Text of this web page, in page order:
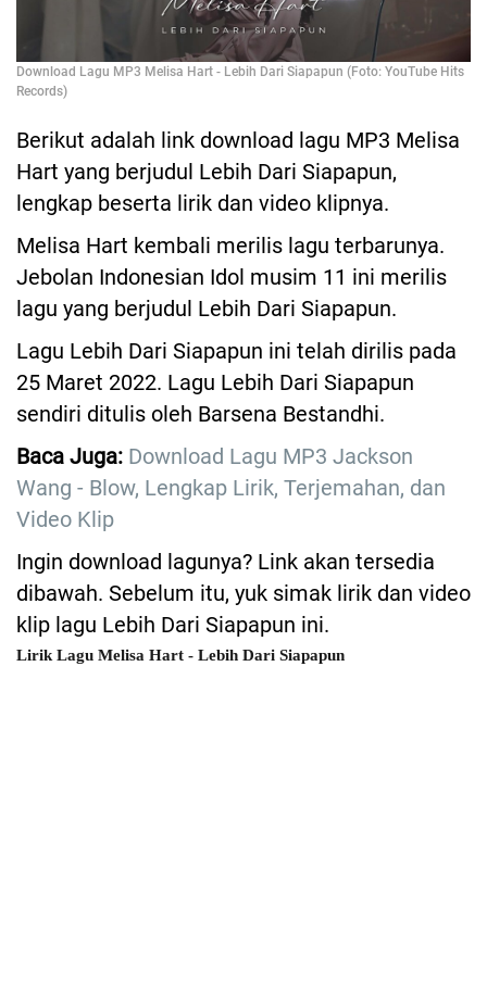
Download Lagu MP3 Melisa Hart - Lebih Dari Siapapun (Foto: YouTube Hits
Records)
Berikut adalah link download lagu MP3 Melisa
Hart yang berjudul Lebih Dari Siapapun,
lengkap beserta lirik dan video klipnya.
Melisa Hart kembali merilis lagu terbarunya.
Jebolan Indonesian Idol musim 11 ini merilis
lagu yang berjudul Lebih Dari Siapapun.
Lagu Lebih Dari Siapapun ini telah dirilis pada
25 Maret 2022. Lagu Lebih Dari Siapapun
sendiri ditulis oleh Barsena Bestandhi.
Baca Juga: Download Lagu MP3 Jackson
Wang - Blow, Lengkap Lirik, Terjemahan, dan
Video Klip
Ingin download lagunya? Link akan tersedia
dibawah. Sebelum itu, yuk simak lirik dan video
klip lagu Lebih Dari Siapapun ini.
Lirik Lagu Melisa Hart - Lebih Dari Siapapun